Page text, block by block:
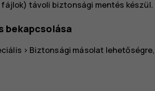
távoli biztonsági mentés készül.
bekapcsolása
> Biztonsági másolat